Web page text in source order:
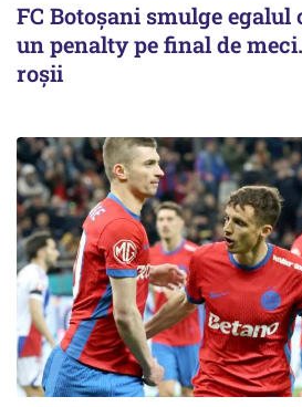
FC Botoşani smulge egalul
un penalty pe final de
roşii